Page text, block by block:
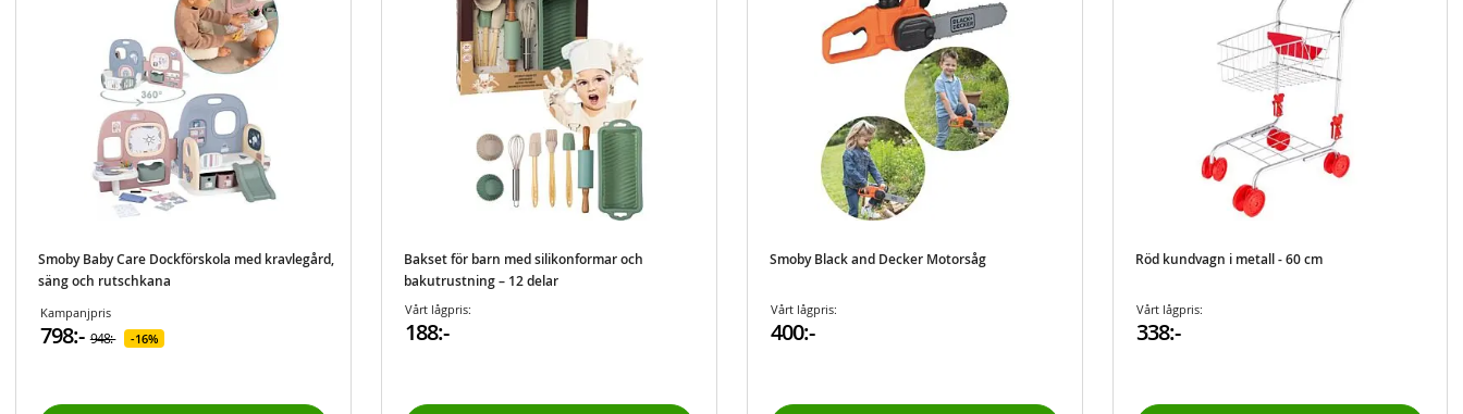
Smoby Baby Care Dockförskola med kravlegård,
säng och rutschkana
Kampanjpris
798:- 948:- 16%
Bakset för barn med silikonformar och
bakutrustning – 12 delar
Vårt lågpris:
188:-
Smoby Black and Decker Motorsåg
Vårt lågpris:
400:-
Röd kundvagn i metall - 60 cm
Vårt lågpris:
338:-